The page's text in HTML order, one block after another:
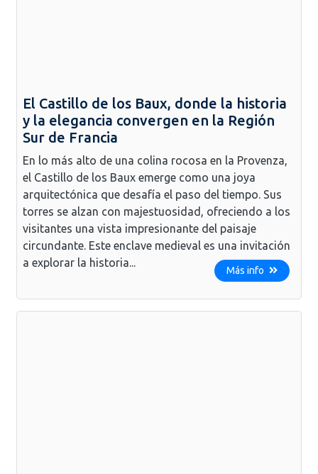
El Castillo de los Baux, donde la historia
y la elegancia convergen en la Región
Sur de Francia
En lo más alto de una colina rocosa en la Provenza,
el Castillo de los Baux emerge como una joya
arquitectónica que desafía el paso del tiempo. Sus
torres se alzan con majestuosidad, ofreciendo a los
visitantes una vista impresionante del paisaje
circundante. Este enclave medieval es una invitación
a explorar la historia...
Más info